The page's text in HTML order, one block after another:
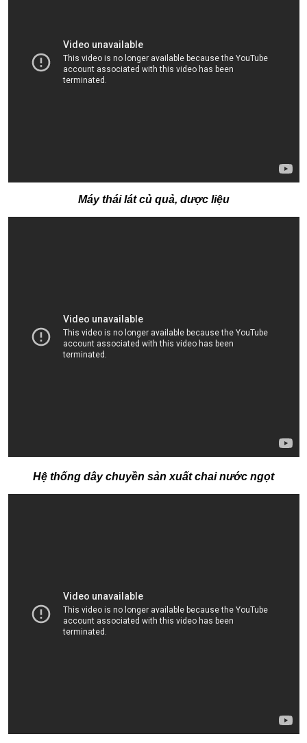
Máy thái lát củ quả, dược liệu
Hệ thống dây chuyền sản xuất chai nước ngọt